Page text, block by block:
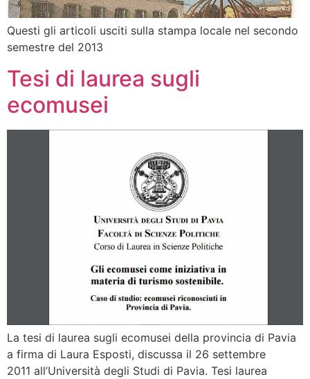
Questi gli articoli usciti sulla stampa locale nel secondo
semestre del 2013
Tesi di laurea sugli
ecomusei
La tesi di laurea sugli ecomusei della provincia di Pavia
a firma di Laura Esposti, discussa il 26 settembre
2011 all’Università degli Studi di Pavia. Tesi laurea